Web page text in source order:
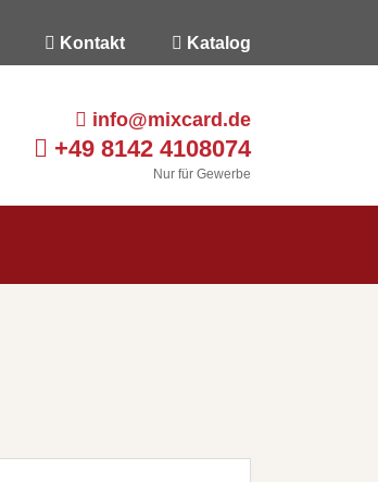
Kontakt Katalog
info@mixcard.de
+49 8142 4108074
Nur für Gewerbe